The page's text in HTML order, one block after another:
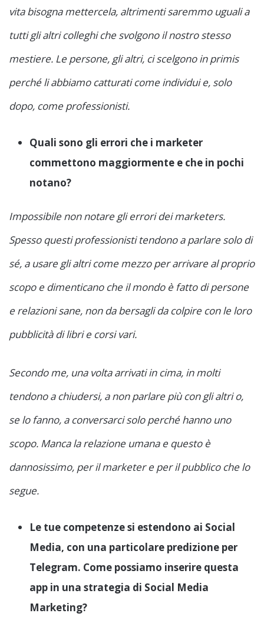
vita bisogna mettercela, altrimenti saremmo uguali a
tutti gli altri colleghi che svolgono il nostro stesso
mestiere. Le persone, gli altri, ci scelgono in primis
perché li abbiamo catturati come individui e, solo
dopo, come professionisti.
Quali sono gli errori che i marketer
commettono maggiormente e che in pochi
notano?
Impossibile non notare gli errori dei marketers.
Spesso questi professionisti tendono a parlare solo di
sé, a usare gli altri come mezzo per arrivare al proprio
scopo e dimenticano che il mondo è fatto di persone
e relazioni sane, non da bersagli da colpire con le loro
pubblicità di libri e corsi vari.
Secondo me, una volta arrivati in cima, in molti
tendono a chiudersi, a non parlare più con gli altri o,
se lo fanno, a conversarci solo perché hanno uno
scopo. Manca la relazione umana e questo è
dannosissimo, per il marketer e per il pubblico che lo
segue.
Le tue competenze si estendono ai Social
Media, con una particolare predizione per
Telegram. Come possiamo inserire questa
app in una strategia di Social Media
Marketing?